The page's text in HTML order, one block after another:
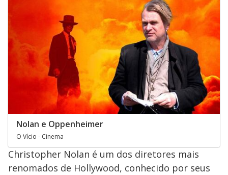
Nolan e Oppenheimer
O Vício - Cinema
Christopher Nolan é um dos diretores mais
renomados de Hollywood, conhecido por seus